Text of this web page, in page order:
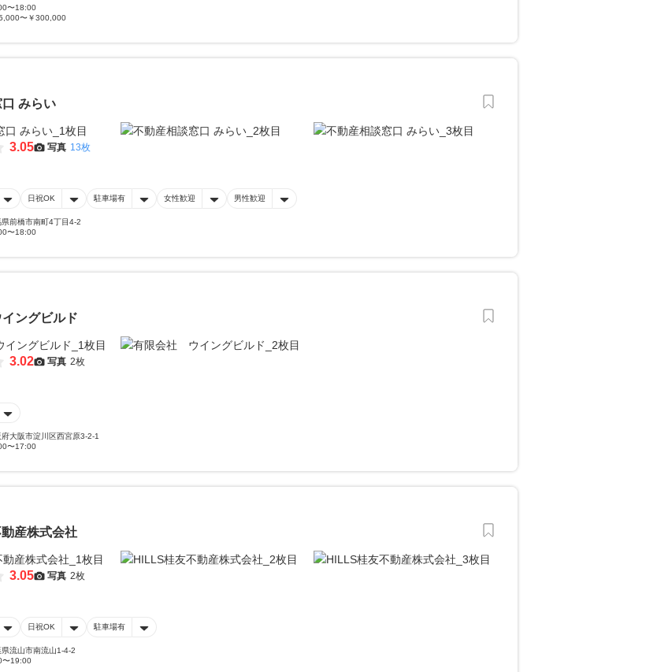
〜18:00
〜￥300,000
みらい
3.05 写真 13枚
日祝OK 駐車場有 女性歓迎 男性歓迎
県前橋市南町4丁目4-2
〜18:00
ングビルド
3.02 写真 2枚
府大阪市淀川区西宮原3-2-1
〜17:00
産株式会社
3.05 写真 2枚
日祝OK 駐車場有
県流山市南流山1-4-2
〜19:00